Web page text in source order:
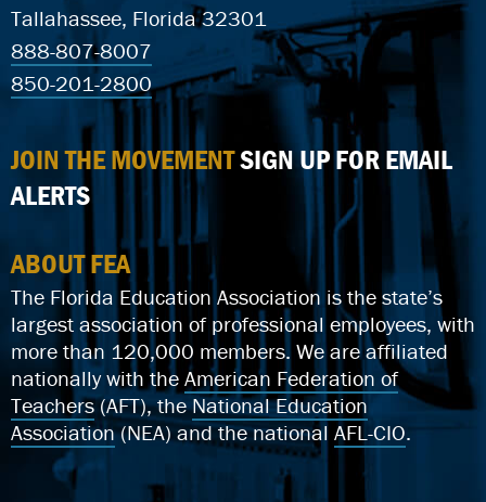
Tallahassee, Florida 32301
888-807-8007
850-201-2800
JOIN THE MOVEMENTSIGN UP FOR EMAIL
ALERTS
ABOUT FEA
The Florida Education Association is the state’s
largest association of professional employees, with
more than 120,000 members. We are affiliated
nationally with the American Federation of
Teachers(AFT), theNational Education
Association(NEA) and the national AFL-CIO.